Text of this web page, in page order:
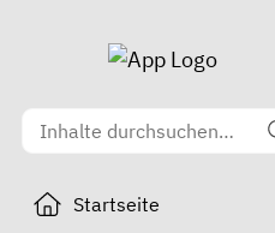
Startseite